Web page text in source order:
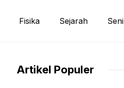
Fisika Sejarah Seni
Artikel Populer